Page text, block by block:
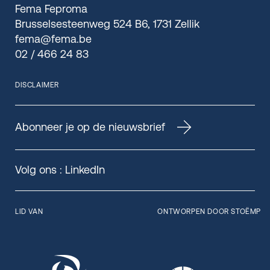
Fema Feproma
Brusselsesteenweg 524 B6, 1731 Zellik
fema@fema.be
02 / 466 24 83
DISCLAIMER
Abonneer je op de nieuwsbrief
Volg ons : LinkedIn
LID VAN ONTWORPEN DOOR STOËMP